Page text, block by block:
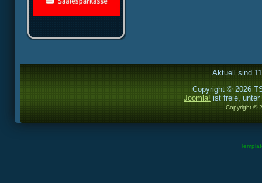
Aktuell sind
Copyright © 2026
Joomla! ist freie,
Copyright ©